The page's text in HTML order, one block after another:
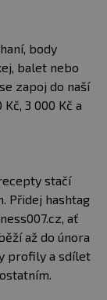
body
balet nebo
zapoj do naší
3 000 Kč a
stačí
Přidej hashtag
ať
až do února
profily a sdílet